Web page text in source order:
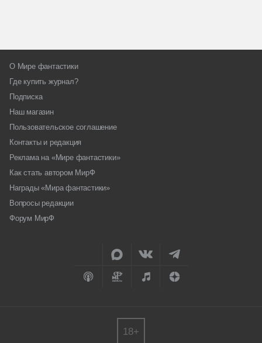
О Мире фантастики
Где купить журнал?
Подписка
Наш магазин
Пользовательское соглашение
Контакты и редакция
Реклама на «Мире фантастики»
Как стать автором МирФ
Награды «Мира фантастики»
Вопросы редакции
Форум МирФ
18+